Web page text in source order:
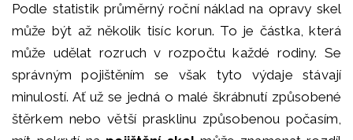
Podle statistik průměrný roční náklad na opravy skel
může být až několik tisíc korun. To je částka, která
může udělat rozruch v rozpočtu každé rodiny. Se
správným pojištěním se však tyto výdaje stávají
minulostí. Ať už se jedná o malé škrábnutí způsobené
štěrkem nebo větší prasklinu způsobenou počasím,